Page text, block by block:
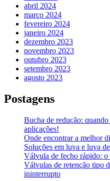
abril 2024
março 2024
fevereiro 2024
janeiro 2024
dezembro 2023
novembro 2023
outubro 2023
setembro 2023
agosto 2023
Postagens
Bucha de redução:
aplicações!
Onde encontrar a melhor
Soluções em luva e luva
Válvula de fecho rápido: o
Válvulas de retenção tipo
ininterrupto